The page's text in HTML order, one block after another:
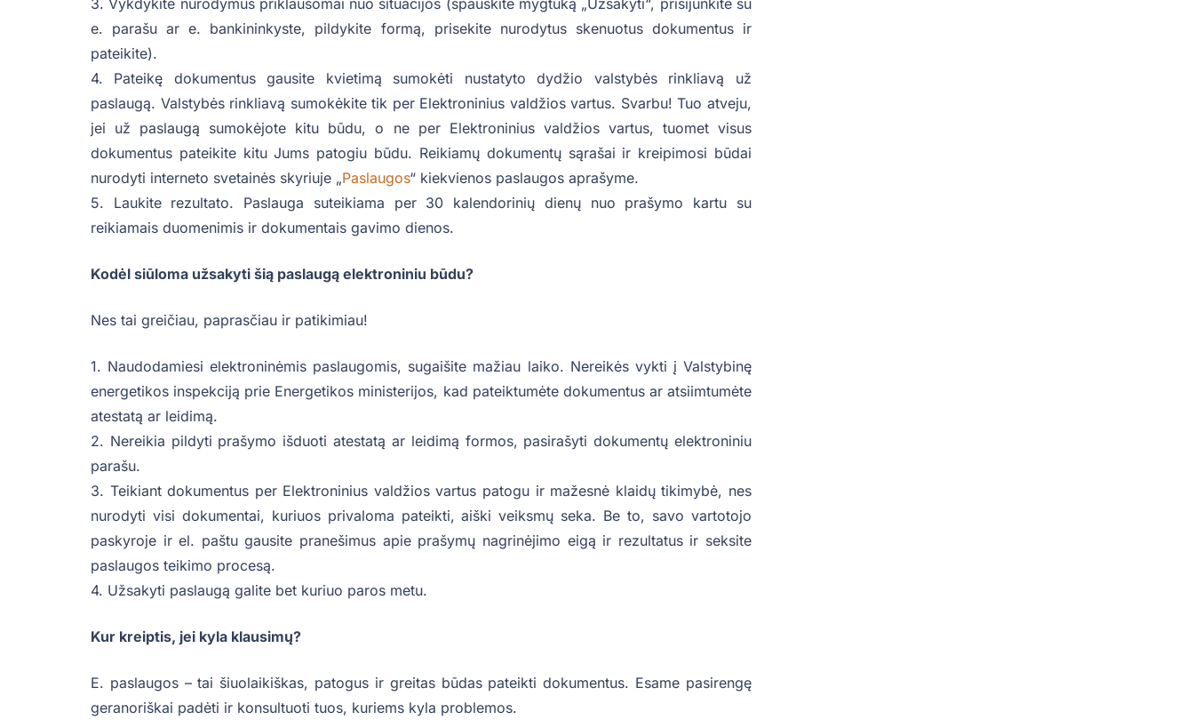
e. parašu ar e. bankininkyste, pildykite formą, prisekite nurodytus skenuotus dokumentus ir
pateikite).
4. Pateikę dokumentus gausite kvietimą sumokėti nustatyto dydžio valstybės rinkliavą už
paslaugą. Valstybės rinkliavą sumokėkite tik per Elektroninius valdžios vartus. Svarbu! Tuo atveju,
jei už paslaugą sumokėjote kitu būdu, o ne per Elektroninius valdžios vartus, tuomet visus
dokumentus pateikite kitu Jums patogiu būdu. Reikiamų dokumentų sąrašai ir kreipimosi būdai
nurodyti interneto svetainės skyriuje „Paslaugos“ kiekvienos paslaugos aprašyme.
5. Laukite rezultato. Paslauga suteikiama per 30 kalendorinių dienų nuo prašymo kartu su
reikiamais duomenimis ir dokumentais gavimo dienos.
Kodėl siūloma užsakyti šią paslaugą elektroniniu būdu?
Nes tai greičiau, paprasčiau ir patikimiau!
1. Naudodamiesi elektroninėmis paslaugomis, sugaišite mažiau laiko. Nereikės vykti į Valstybinę
energetikos inspekciją prie Energetikos ministerijos, kad pateiktumėte dokumentus ar atsiimtumėte
atestatą ar leidimą.
2. Nereikia pildyti prašymo išduoti atestatą ar leidimą formos, pasirašyti dokumentų elektroniniu
parašu.
3. Teikiant dokumentus per Elektroninius valdžios vartus patogu ir mažesnė klaidų tikimybė, nes
nurodyti visi dokumentai, kuriuos privaloma pateikti, aiški veiksmų seka. Be to, savo vartotojo
paskyroje ir el. paštu gausite pranešimus apie prašymų nagrinėjimo eigą ir rezultatus ir seksite
paslaugos teikimo procesą.
4. Užsakyti paslaugą galite bet kuriuo paros metu.
Kur kreiptis, jei kyla klausimų?
E. paslaugos – tai šiuolaikiškas, patogus ir greitas būdas pateikti dokumentus. Esame pasirengę
geranoriškai padėti ir konsultuoti tuos, kuriems kyla problemos.